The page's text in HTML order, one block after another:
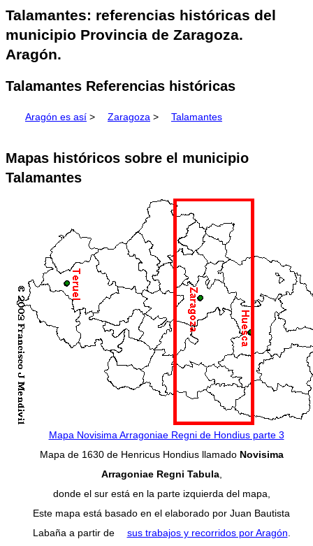
Talamantes: referencias históricas del
municipio Provincia de Zaragoza.
Aragón.
Talamantes Referencias históricas
Aragón es así > Zaragoza > Talamantes
Mapas históricos sobre el municipio
Talamantes
Mapa Novisima Arragoniae Regni de Hondius parte 3
Mapa de 1630 de Henricus Hondius llamado Novisima
Arragoniae Regni Tabula,
donde el sur está en la parte izquierda del mapa,
Este mapa está basado en el elaborado por Juan Bautista
Labaña a partir de
sus trabajos y recorridos por Aragón.